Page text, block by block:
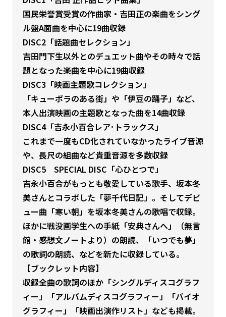
国民栄誉賞受賞の作曲家・吉田正の楽曲をシング
ル盤A面曲を中心に19曲収録
DISC2「話題曲セレクション」
吉田門下生以外とのデュエット曲やその時々で話
題となった楽曲を中心に19曲収録
DISC3「映画主題歌コレクション」
「キューポラのある街」や「伊豆の踊子」など、
本人出演映画の主題歌となった曲を14曲収録
DISC4「吉永小百合レア･トラックス」
これまで一度もCD化されていなかったライブ音源
や、長尺の組曲など貴重音源を多数収録
DISC5 SPECIAL DISC「心ひとつで」
吉永小百合がもっとも敬愛している歌手、坂本冬
美さんとコラボした「夢千代日記」。そしてデビ
ュー曲「寒い朝」を坂本冬美さんの歌唱で収録。
ほかに戦没画学生への手紙「安典さんへ」（無言
館・感想文ノートより）の朗読、「いつでも夢」
の歌詞の朗読、などを新たに収録している。
【ブックレット内容】
収録全曲の歌詞のほか「シングルディスコグラフ
ィー」「アルバムディスコグラフィー」「バイオ
グラフィー」「映画出演作リスト」なども掲載。